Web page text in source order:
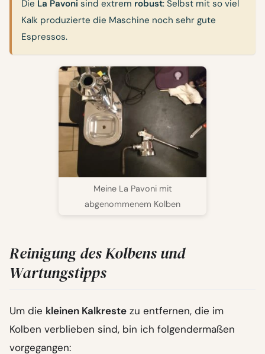
Die La Pavoni sind extrem robust: Selbst mit so viel
Kalk produzierte die Maschine noch sehr gute
Espressos.
Meine La Pavoni mit
abgenommenem Kolben
Reinigung des Kolbens und
Wartungstipps
Um die kleinen Kalkreste zu entfernen, die im
Kolben verblieben sind, bin ich folgendermaßen
vorgegangen: